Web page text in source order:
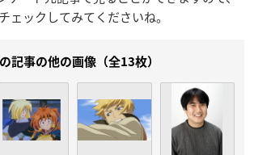
ェックしてみてくださいね。
記事の他の画像（全13枚）